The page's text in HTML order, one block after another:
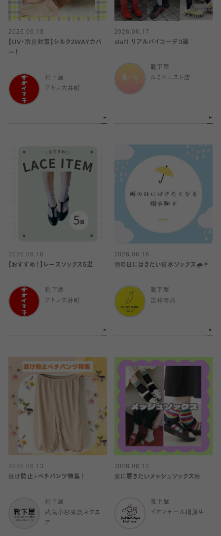
2026.06.18
【UV・冷房対策】シルク2WAYカバ
ー！
靴下屋
アトレ大井町
2026.06.17
staff リアルバイコーデ3選
靴下屋
ルミネエスト店
2026.06.16
【おすすめ！】レースソックス5選
靴下屋
アトレ大井町
2026.06.16
雨の日にはきたい撥水ソックス🌧️☔️
靴下屋
吉祥寺店
2026.06.13
透け防止⚡️ペチパンツ特集！
靴下屋
武蔵小杉東急スクエ
ア
2026.06.12
夏に履きたいメッシュソックス🌺
靴下屋
イオンモール橿原店